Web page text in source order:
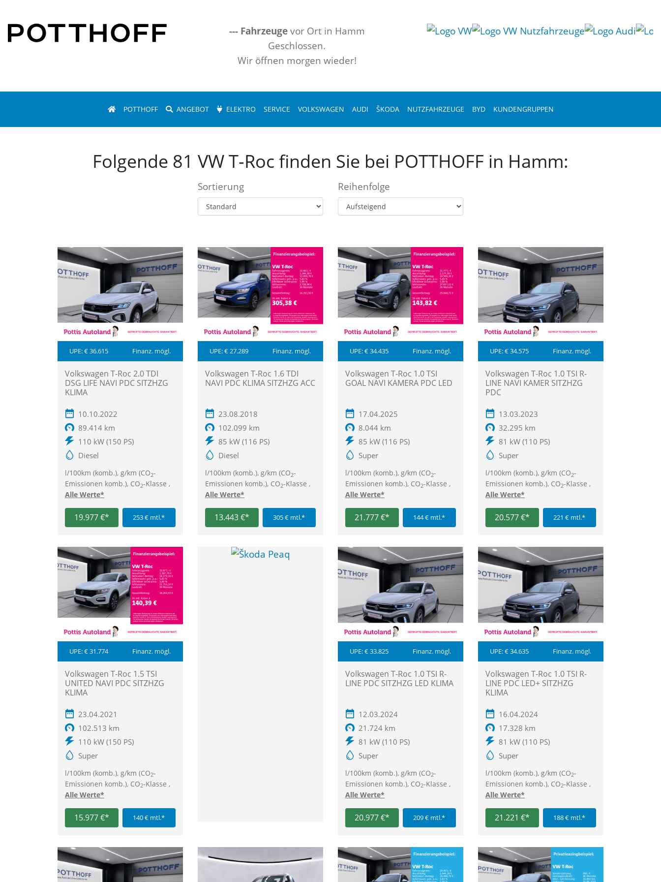
---Fahrzeugevor Ort in Hamm
Geschlossen.
Wir öffnen morgen wieder!
POTTHOFF ANGEBOT ELEKTRO SERVICE VOLKSWAGEN AUDI ŠKODA NUTZFAHRZEUGE BYD KUNDENGRUPPEN
Folgende 81 VW T-Roc finden Sie bei POTTHOFF in Hamm:
Sortierung Reihenfolge
UPE: € 36.615 Finanz. mögl.
Volkswagen T-Roc 2.0 TDI
DSG LIFE NAVI PDC SITZHZG
KLIMA
10.10.2022
89.414 km
110 kW (150 PS)
Diesel
l/100km (komb.), g/km (CO2-
Emissionen komb.), CO2-Klasse ,
Alle Werte*
19.977 €* 253 € mtl.*
UPE: € 27.289 Finanz. mögl.
Volkswagen T-Roc 1.6 TDI
NAVI PDC KLIMA SITZHZG ACC
23.08.2018
102.099 km
85 kW (116 PS)
Diesel
l/100km (komb.), g/km (CO2-
Emissionen komb.), CO2-Klasse ,
Alle Werte*
13.443 €* 305 € mtl.*
UPE: € 34.435 Finanz. mögl.
Volkswagen T-Roc 1.0 TSI
GOAL NAVI KAMERA PDC LED
17.04.2025
8.044 km
85 kW (116 PS)
Super
l/100km (komb.), g/km (CO2-
Emissionen komb.), CO2-Klasse ,
Alle Werte*
21.777 €* 144 € mtl.*
UPE: € 34.575 Finanz. mögl.
Volkswagen T-Roc 1.0 TSI R-
LINE NAVI KAMER SITZHZG
PDC
13.03.2023
32.295 km
81 kW (110 PS)
Super
l/100km (komb.), g/km (CO2-
Emissionen komb.), CO2-Klasse ,
Alle Werte*
20.577 €* 221 € mtl.*
UPE: € 31.774 Finanz. mögl.
Volkswagen T-Roc 1.5 TSI
UNITED NAVI PDC SITZHZG
KLIMA
23.04.2021
102.513 km
110 kW (150 PS)
Super
l/100km (komb.), g/km (CO2-
Emissionen komb.), CO2-Klasse ,
Alle Werte*
15.977 €* 140 € mtl.*
UPE: € 33.825 Finanz. mögl.
Volkswagen T-Roc 1.0 TSI R-
LINE PDC SITZHZG LED KLIMA
12.03.2024
21.724 km
81 kW (110 PS)
Super
l/100km (komb.), g/km (CO2-
Emissionen komb.), CO2-Klasse ,
Alle Werte*
20.977 €* 209 € mtl.*
UPE: € 34.635 Finanz. mögl.
Volkswagen T-Roc 1.0 TSI R-
LINE PDC LED+ SITZHZG
KLIMA
16.04.2024
17.328 km
81 kW (110 PS)
Super
l/100km (komb.), g/km (CO2-
Emissionen komb.), CO2-Klasse ,
Alle Werte*
21.221 €* 188 € mtl.*